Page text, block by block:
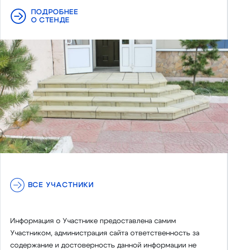
ПОДРОБНЕЕ
О СТЕНДЕ
Предыдущий
ВСЕ УЧАСТНИКИ
Информация о Участнике предоставлена самим
Участником, администрация сайта ответственность за
содержание и достоверность данной информации не